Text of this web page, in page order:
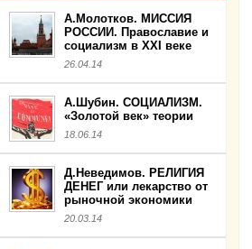
А.Молотков. МИССИЯ
РОССИИ. Православие и
социализм в XXI веке
26.04.14
А.Шубин. СОЦИАЛИЗМ.
«Золотой век» теории
18.06.14
Д.Неведимов. РЕЛИГИЯ
ДЕНЕГ или лекарство от
рыночной экономики
20.03.14